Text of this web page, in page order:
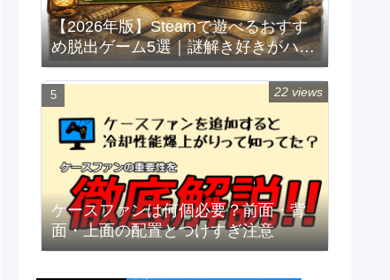
【2026年版】Steamで遊べるおすす
め脱出ゲーム5選｜謎解き好きがハマ
る名作だけ厳選
ケースファンは何個必要？前面・背
面・上面の配置とつけすぎ注意
22 views